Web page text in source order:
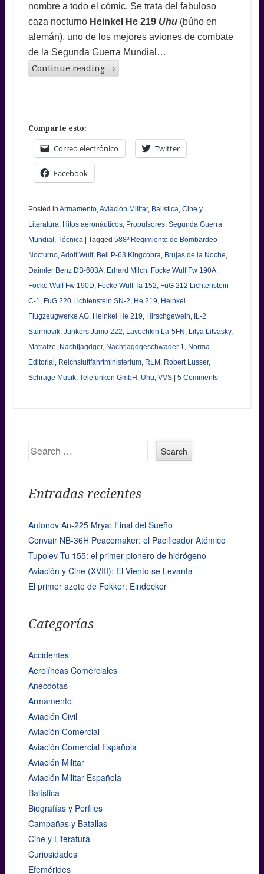
nombre a todo el cómic. Se trata del fabuloso
caza nocturno Heinkel He 219 Uhu(búho en
alemán), uno de los mejores aviones de combate
de la Segunda Guerra Mundial…
Continue reading →
Comparte esto:
Correo electrónico Twitter
Facebook
Posted in Armamento, Aviación Militar, Balística Cine y
Literatura Hitos aeronáuticos, Propulsores, Segunda Guerra
Mundial Técnica | Tagged 588º Regimiento de Bombardeo
Nocturno, Adolf Wulf, Bell P-63 Kingcobra Brujas de la Noche
Daimler Benz DB-603A, Erhard Milch Focke Wulf Fw 190A,
Focke Wulf Fw 190D Focke Wulf Ta 152 FuG 212 Lichtenstein
C-1
FuG 220 Lichtenstein SN-2 He 219 Heinkel
Flugzeugwerke AG, Heinkel He 219 Hirschgeweih IL-2
Sturmovik, Junkers Jumo 222 Lavochkin La-5FN Lilya Litvasky,
Matratze Nachtjagdger, Nachtjagdgeschwader 1
Norma
Editorial Reichsluftfahrtministerium, RLM Robert Lusser,
Schräge Musik, Telefunken GmbH Uhu VVS | 5 Comments
Search
Entradas recientes
Antonov An-225 Mrya: Final del Sueño
Convair NB-36H Peacemaker: el Pacificador Atómico
Tupolev Tu 155: el primer pionero de hidrógeno
Aviación y Cine (XVIII): El Viento se Levanta
El primer azote de Fokker: Eindecker
Categorías
Accidentes
Aerolíneas Comerciales
Anécdotas
Armamento
Aviación Civil
Aviación Comercial
Aviación Comercial Española
Aviación Militar
Aviación Militar Española
Balística
Biografías y Perfiles
Campañas y Batallas
Cine y Literatura
Curiosidades
Efemérides